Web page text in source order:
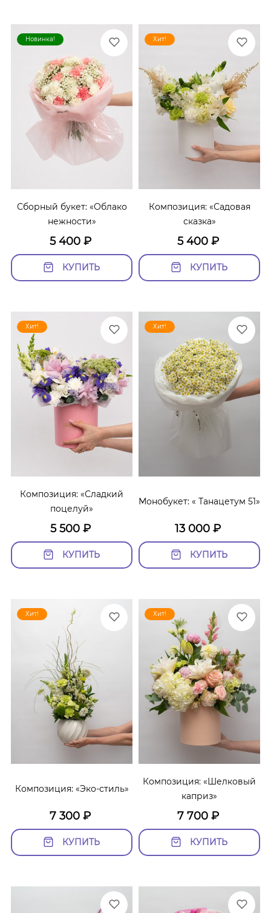
Новинка!
Сборный букет: «Облако
нежности»
5 400₽
КУПИТЬ
Хит!
Композиция: «Садовая
сказка»
5 400₽
КУПИТЬ
Хит!
Композиция: «Сладкий
поцелуй»
5 500₽
КУПИТЬ
Хит!
Монобукет: « Танацетум 51»
13 000 ₽
КУПИТЬ
Хит!
Композиция: «Эко-стиль»
7 300 ₽
КУПИТЬ
Хит!
Композиция: «Шелковый
каприз»
7 700₽
КУПИТЬ